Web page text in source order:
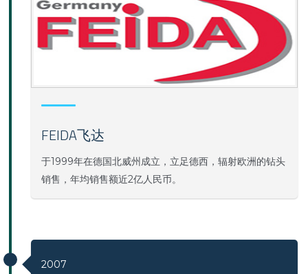
FEIDA飞达
于1999年在德国北威州成立，立足德西，辐射欧洲的钻头
销售，年均销售额近2亿人民币。
2007